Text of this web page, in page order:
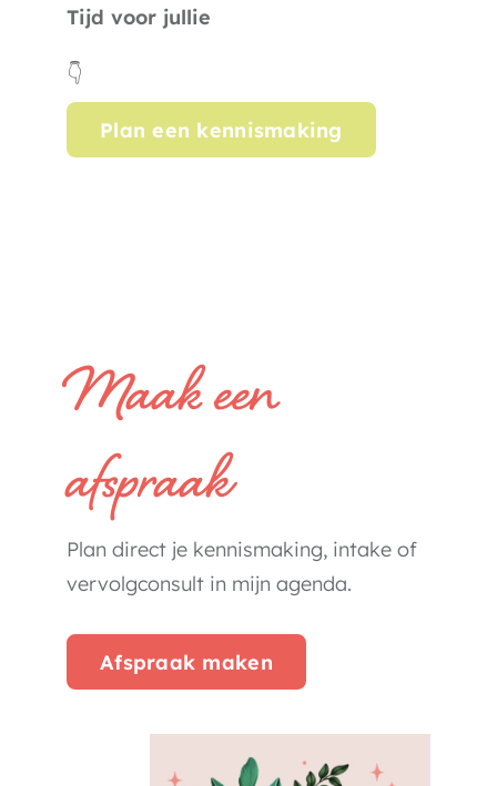
Tijd voor jullie
👇
Plan een kennismaking
Maak een
afspraak
Plan direct je kennismaking, intake of
vervolgconsult in mijn agenda.
Afspraak maken